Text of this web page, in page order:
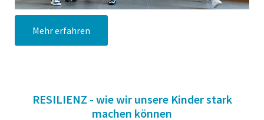
Mehr erfahren
RESILIENZ - wie wir unsere Kinder stark
machen können